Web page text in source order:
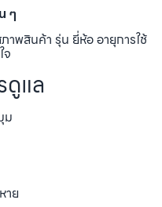
ๆ
าพสินค้า รุ่น ยี่ห้อ อายุการใช้
จ
ดูแล
ม
าย